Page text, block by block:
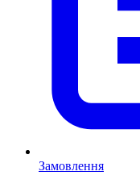
Замовлення